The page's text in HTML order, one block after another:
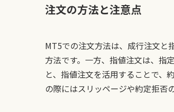
注文の方法と注意点
MT5での注文方法は、成行注文と
方法です。一方、指値注文は、指
と、指値注文を活用することで、
の際にはスリッページや約定拒否